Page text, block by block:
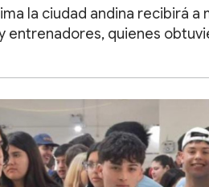
la ciudad andina recibirá
entrenadores, quienes